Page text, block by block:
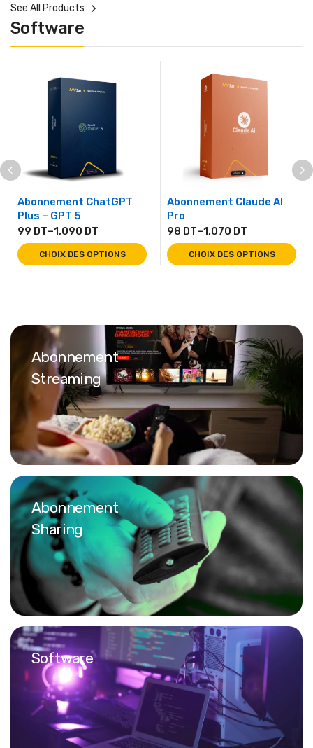
Software
See All Products
Abonnement ChatGPT
Plus – GPT 5
99 DT–1,090 DT
CHOIX DES OPTIONS
Abonnement Claude AI
Pro
98 DT–1,070 DT
CHOIX DES OPTIONS
Abonnement
Streaming
Abonnement
Sharing
Software